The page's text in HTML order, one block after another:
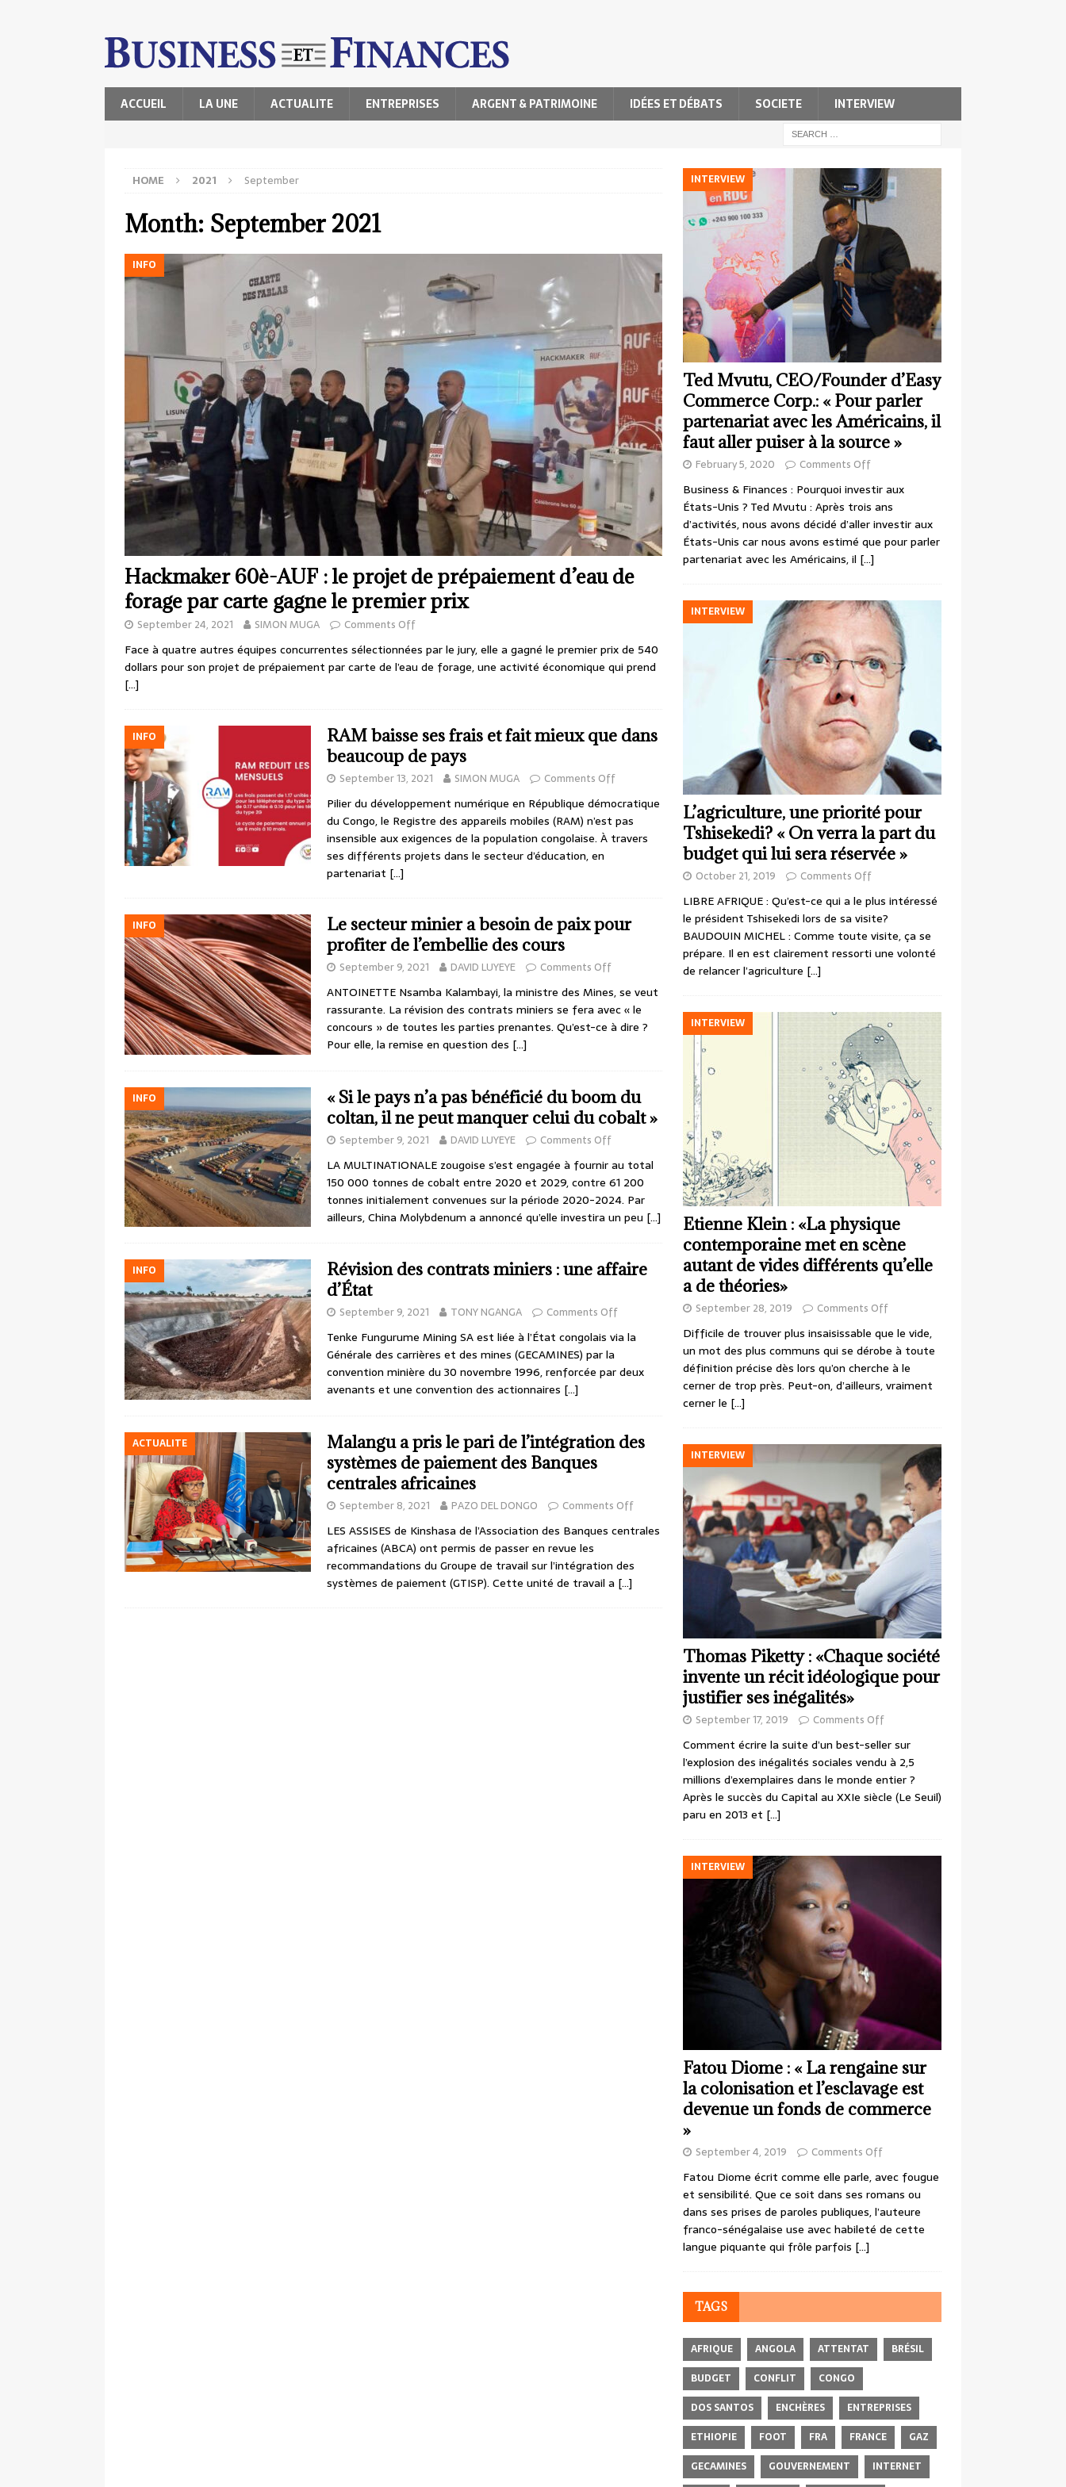
ACCUEIL LA UNE ACTUALITE ENTREPRISES ARGENT & PATRIMOINE IDÉES ET DÉBATS SOCIETE INTERVIEW
HOME 2021 September
Month: September 2021
INFO
Hackmaker 60è-AUF : le projet de prépaiement d’eau de
forage par carte gagne le premier prix
September 24, 2021 SIMON MUGA Comments Off
Face à quatre autres équipes concurrentes sélectionnées par le jury, elle a gagné le premier prix de 540
dollars pour son projet de prépaiement par carte de l’eau de forage, une activité économique qui prend
[…]
INFO
RAM baisse ses frais et fait mieux que dans
beaucoup de pays
September 13, 2021 SIMON MUGA Comments Off
Pilier du développement numérique en République démocratique
du Congo, le Registre des appareils mobiles (RAM) n’est pas
insensible aux exigences de la population congolaise. À travers
ses différents projets dans le secteur d’éducation, en
partenariat […]
INFO
Le secteur minier a besoin de paix pour
profiter de l’embellie des cours
September 9, 2021 DAVID LUYEYE Comments Off
ANTOINETTE Nsamba Kalambayi, la ministre des Mines, se veut
rassurante. La révision des contrats miniers se fera avec « le
concours » de toutes les parties prenantes. Qu’est-ce à dire ?
Pour elle, la remise en question des […]
INFO
« Si le pays n’a pas bénéficié du boom du
coltan, il ne peut manquer celui du cobalt »
September 9, 2021 DAVID LUYEYE Comments Off
LA MULTINATIONALE zougoise s’est engagée à fournir au total
150 000 tonnes de cobalt entre 2020 et 2029, contre 61 200
tonnes initialement convenues sur la période 2020-2024. Par
ailleurs, China Molybdenum a annoncé qu’elle investira un peu […]
INFO
Révision des contrats miniers : une affaire
d’État
September 9, 2021 TONY NGANGA Comments Off
Tenke Fungurume Mining SA est liée à l’État congolais via la
Générale des carrières et des mines (GECAMINES) par la
convention minière du 30 novembre 1996, renforcée par deux
avenants et une convention des actionnaires […]
ACTUALITE
Malangu a pris le pari de l’intégration des
systèmes de paiement des Banques
centrales africaines
September 8, 2021 PAZO DEL DONGO Comments Off
LES ASSISES de Kinshasa de l’Association des Banques centrales
africaines (ABCA) ont permis de passer en revue les
recommandations du Groupe de travail sur l’intégration des
systèmes de paiement (GTISP). Cette unité de travail a […]
INTERVIEW
Ted Mvutu, CEO/Founder d’Easy
Commerce Corp.: « Pour parler
partenariat avec les Américains, il
faut aller puiser à la source »
February 5, 2020 Comments Off
Business & Finances : Pourquoi investir aux
États-Unis ? Ted Mvutu : Après trois ans
d’activités, nous avons décidé d’aller investir aux
États-Unis car nous avons estimé que pour parler
partenariat avec les Américains, il […]
INTERVIEW
L’agriculture, une priorité pour
Tshisekedi? « On verra la part du
budget qui lui sera réservée »
October 21, 2019 Comments Off
LIBRE AFRIQUE : Qu’est-ce qui a le plus intéressé
le président Tshisekedi lors de sa visite?
BAUDOUIN MICHEL : Comme toute visite, ça se
prépare. Il en est clairement ressorti une volonté
de relancer l’agriculture […]
INTERVIEW
Etienne Klein : «La physique
contemporaine met en scène
autant de vides différents qu’elle
a de théories»
September 28, 2019 Comments Off
Difficile de trouver plus insaisissable que le vide,
un mot des plus communs qui se dérobe à toute
définition précise dès lors qu’on cherche à le
cerner de trop près. Peut-on, d’ailleurs, vraiment
cerner le […]
INTERVIEW
Thomas Piketty : «Chaque société
invente un récit idéologique pour
justifier ses inégalités»
September 17, 2019 Comments Off
Comment écrire la suite d’un best-seller sur
l’explosion des inégalités sociales vendu à 2,5
millions d’exemplaires dans le monde entier ?
Après le succès du Capital au XXIe siècle (Le Seuil)
paru en 2013 et […]
INTERVIEW
Fatou Diome : « La rengaine sur
la colonisation et l’esclavage est
devenue un fonds de commerce
»
September 4, 2019 Comments Off
Fatou Diome écrit comme elle parle, avec fougue
et sensibilité. Que ce soit dans ses romans ou
dans ses prises de paroles publiques, l’auteure
franco-sénégalaise use avec habileté de cette
langue piquante qui frôle parfois […]
TAGS
AFRIQUE ANGOLA ATTENTAT
BRÉSIL
BUDGET
CONFLIT
CONGO
DOS SANTOS
ENCHÈRES
ENTREPRISES
ETHIOPIE
FOOT FRA FRANCE
GAZ
GECAMINES
GOUVERNEMENT INTERNET